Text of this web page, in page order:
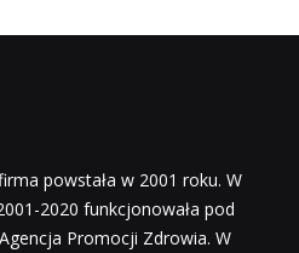
powstała w 2001 roku. W
2020 funkcjonowała pod
Promocji Zdrowia. W